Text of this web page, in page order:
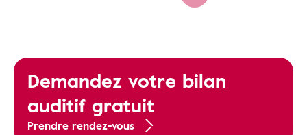
Demandez votre bilan
auditif gratuit
Prendre rendez-vous